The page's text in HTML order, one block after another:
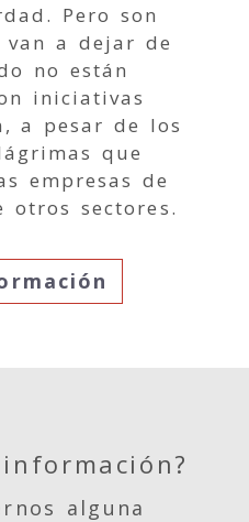
Pero son
van a dejar de
no están
iniciativas
a pesar de los
que
empresas de
otros sectores.
alguna